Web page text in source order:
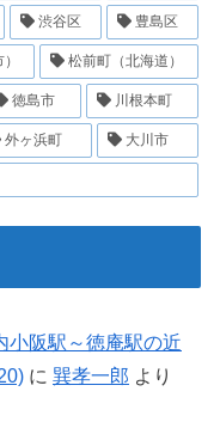
渋谷区 豊島区
松前町（北海道）
徳島市 川根本町
外ヶ浜町 大川市
小阪駅～徳庵駅の近
に 巽孝一郎 より